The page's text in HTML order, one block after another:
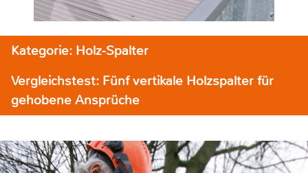
Kategorie: Holz-Spalter
Vergleichstest: Fünf vertikale Holzspalter für
gehobene Ansprüche